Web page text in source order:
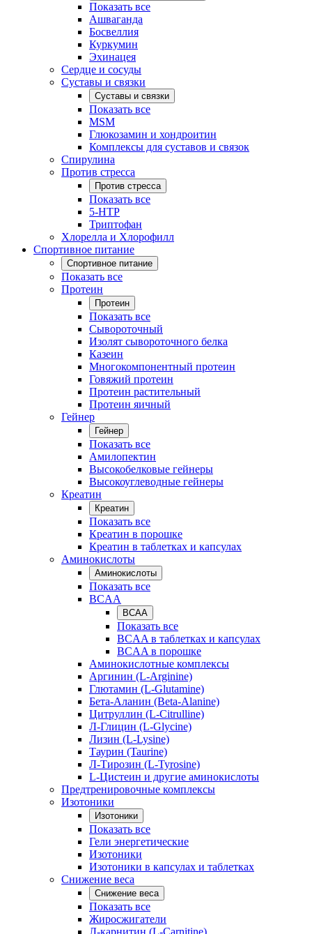
Показать все
Ашваганда
Босвеллия
Куркумин
Эхинацея
Сердце и сосуды
Суставы и связки
Суставы и связки
Показать все
MSM
Глюкозамин и хондроитин
Комплексы для суставов и связок
Спирулина
Против стресса
Против стресса
Показать все
5-HTP
Триптофан
Хлорелла и Хлорофилл
Спортивное питание
Спортивное питание
Показать все
Протеин
Протеин
Показать все
Сывороточный
Изолят сывороточного белка
Казеин
Многокомпонентный протеин
Говяжий протеин
Протеин растительный
Протеин яичный
Гейнер
Гейнер
Показать все
Амилопектин
Высокобелковые гейнеры
Высокоуглеводные гейнеры
Креатин
Креатин
Показать все
Креатин в порошке
Креатин в таблетках и капсулах
Аминокислоты
Аминокислоты
Показать все
BCAA
BCAA
Показать все
BCAA в таблетках и капсулах
BCAA в порошке
Аминокислотные комплексы
Аргинин (L-Arginine)
Глютамин (L-Glutamine)
Бета-Аланин (Beta-Alanine)
Цитруллин (L-Citrulline)
Л-Глицин (L-Glycine)
Лизин (L-Lysine)
Таурин (Taurine)
Л-Тирозин (L-Tyrosine)
L-Цистеин и другие аминокислоты
Предтренировочные комплексы
Изотоники
Изотоники
Показать все
Гели энергетические
Изотоники
Изотоники в капсулах и таблетках
Снижение веса
Снижение веса
Показать все
Жиросжигатели
Л-карнитин (L-Carnitine)